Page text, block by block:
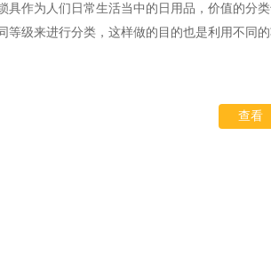
具作为人们日常生活当中的日用品，价值的分
等级来进行分类，这样做的目的也是利用不同
查看